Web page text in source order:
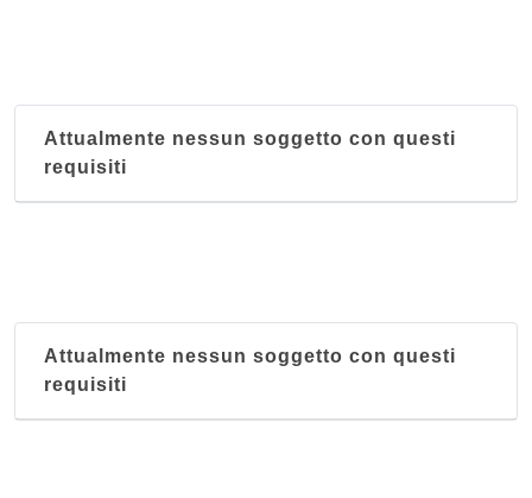
Attualmente nessun soggetto con questi
requisiti
Attualmente nessun soggetto con questi
requisiti